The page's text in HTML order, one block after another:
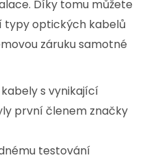
Díky tomu můžete
typy optických kabelů
záruku samotné
s vynikající
první členem značky
testování